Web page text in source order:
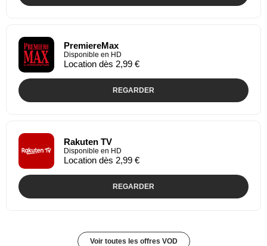
PremiereMax
Disponible en HD
Location dès 2,99 €
REGARDER
Rakuten TV
Disponible en HD
Location dès 2,99 €
REGARDER
Voir toutes les offres VOD